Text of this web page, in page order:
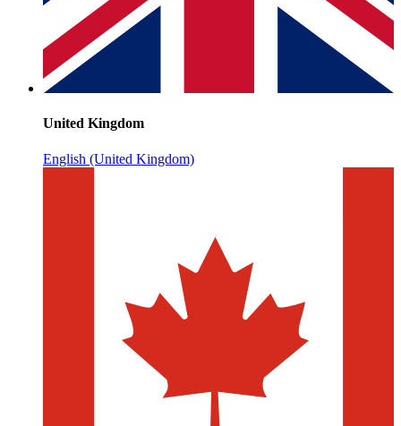
United Kingdom
English (United Kingdom)